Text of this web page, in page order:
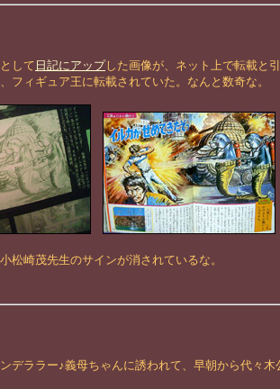
して 日記にアップした画像が、ネット上で転載と
フィギュア王に転載されていた。なんと数奇な。
松崎茂先生のサインが消されているな。
デララー♪義母ちゃんに誘われて、早朝から代々